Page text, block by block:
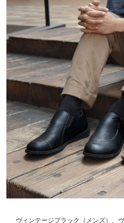
ヴィンテージブラック（メンズ）、